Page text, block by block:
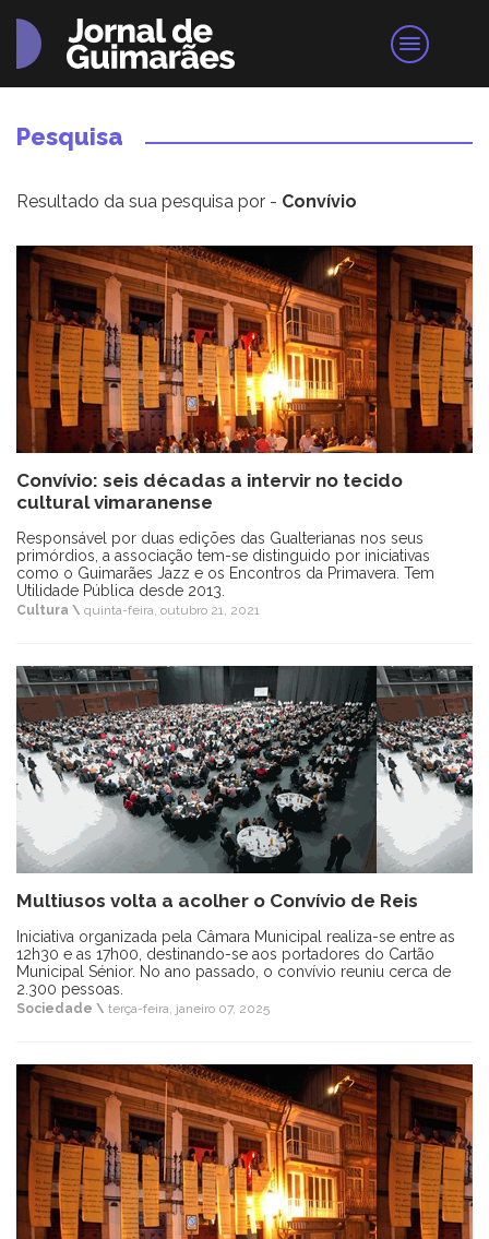
Pesquisa
Resultado da sua pesquisa por - Convívio
Convívio: seis décadas a intervir no tecido
cultural vimaranense
Responsável por duas edições das Gualterianas nos seus
primórdios, a associação tem-se distinguido por iniciativas
como o Guimarães Jazz e os Encontros da Primavera. Tem
Utilidade Pública desde 2013.
Cultura \ quinta-feira, outubro 21, 2021
Multiusos volta a acolher o Convívio de Reis
Iniciativa organizada pela Câmara Municipal realiza-se entre as
12h30 e as 17h00, destinando-se aos portadores do Cartão
Municipal Sénior. No ano passado, o convívio reuniu cerca de
2.300 pessoas.
Sociedade \ terça-feira, janeiro 07, 2025